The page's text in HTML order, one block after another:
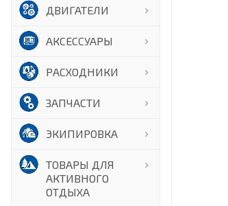
ДВИГАТЕЛИ
АКСЕССУАРЫ
РАСХОДНИКИ
ЗАПЧАСТИ
ЭКИПИРОВКА
ТОВАРЫ ДЛЯ
АКТИВНОГО
ОТДЫХА